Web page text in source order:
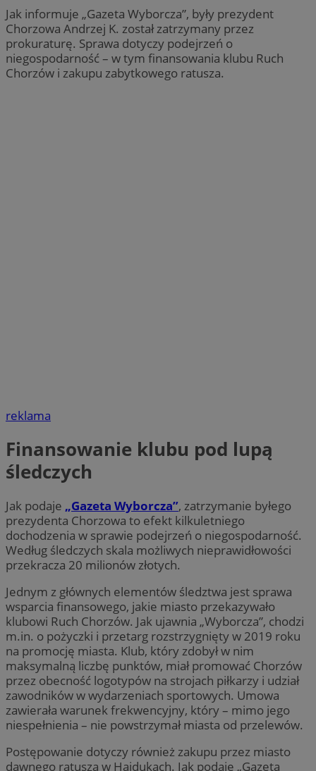
Jak informuje „Gazeta Wyborcza”, były prezydent
Chorzowa Andrzej K. został zatrzymany przez
prokuraturę. Sprawa dotyczy podejrzeń o
niegospodarność – w tym finansowania klubu Ruch
Chorzów i zakupu zabytkowego ratusza.
reklama
Finansowanie klubu pod lupą
śledczych
Jak podaje „Gazeta Wyborcza”, zatrzymanie byłego
prezydenta Chorzowa to efekt kilkuletniego
dochodzenia w sprawie podejrzeń o niegospodarność.
Według śledczych skala możliwych nieprawidłowości
przekracza 20 milionów złotych.
Jednym z głównych elementów śledztwa jest sprawa
wsparcia finansowego, jakie miasto przekazywało
klubowi Ruch Chorzów. Jak ujawnia „Wyborcza”, chodzi
m.in. o pożyczki i przetarg rozstrzygnięty w 2019 roku
na promocję miasta. Klub, który zdobył w nim
maksymalną liczbę punktów, miał promować Chorzów
przez obecność logotypów na strojach piłkarzy i udział
zawodników w wydarzeniach sportowych. Umowa
zawierała warunek frekwencyjny, który – mimo jego
niespełnienia – nie powstrzymał miasta od przelewów.
Postępowanie dotyczy również zakupu przez miasto
dawnego ratusza w Hajdukach. Jak podaje „Gazeta